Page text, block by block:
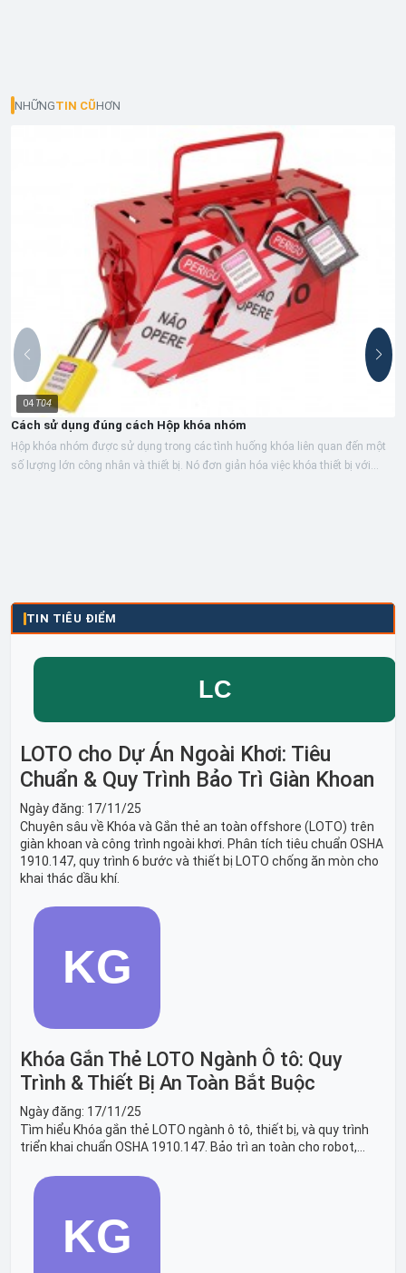
NHỮNGTIN CŨHƠN
04 T04
Cách sử dụng đúng cách Hộp khóa nhóm
Hộp khóa nhóm được sử dụng trong các tình huống khóa liên quan đến một
số lượng lớn công nhân và thiết bị. Nó đơn giản hóa việc khóa thiết bị với...
TIN TIÊU ĐIỂM
LOTO cho Dự Án Ngoài Khơi: Tiêu
Chuẩn & Quy Trình Bảo Trì Giàn Khoan
Ngày đăng: 17/11/25
Chuyên sâu về Khóa và Gắn thẻ an toàn offshore (LOTO) trên
giàn khoan và công trình ngoài khơi. Phân tích tiêu chuẩn OSHA
1910.147, quy trình 6 bước và thiết bị LOTO chống ăn mòn cho
khai thác dầu khí.
Khóa Gắn Thẻ LOTO Ngành Ô tô: Quy
Trình & Thiết Bị An Toàn Bắt Buộc
Ngày đăng: 17/11/25
Tìm hiểu Khóa gắn thẻ LOTO ngành ô tô, thiết bị, và quy trình
triển khai chuẩn OSHA 1910.147. Bảo trì an toàn cho robot,